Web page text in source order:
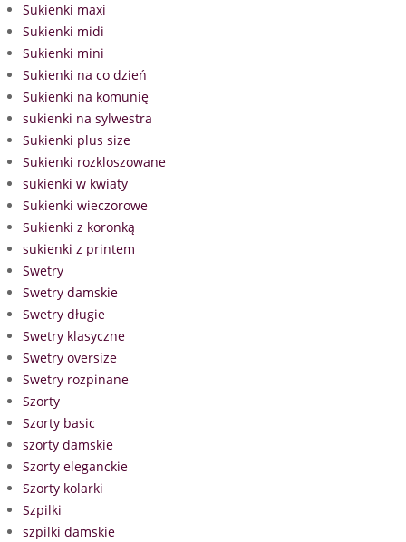
Sukienki maxi
Sukienki midi
Sukienki mini
Sukienki na co dzień
Sukienki na komunię
sukienki na sylwestra
Sukienki plus size
Sukienki rozkloszowane
sukienki w kwiaty
Sukienki wieczorowe
Sukienki z koronką
sukienki z printem
Swetry
Swetry damskie
Swetry długie
Swetry klasyczne
Swetry oversize
Swetry rozpinane
Szorty
Szorty basic
szorty damskie
Szorty eleganckie
Szorty kolarki
Szpilki
szpilki damskie